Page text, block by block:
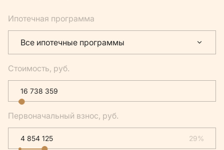
Ипотечная программа
Все ипотечные программы
Стоимость, руб.
Первоначальный взнос, руб.
29%